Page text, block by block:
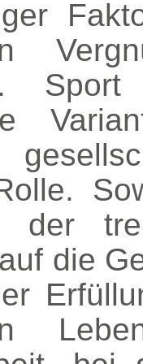
der
die